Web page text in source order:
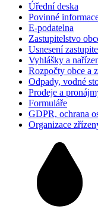
Úřední deska
Povinné
E-podatelna
Zastupitelstvo
Usnesení
Vyhlášky a
Rozpočty obce a
Odpady, vodné
Prodeje a
Formuláře
GDPR, ochrana
Organizace